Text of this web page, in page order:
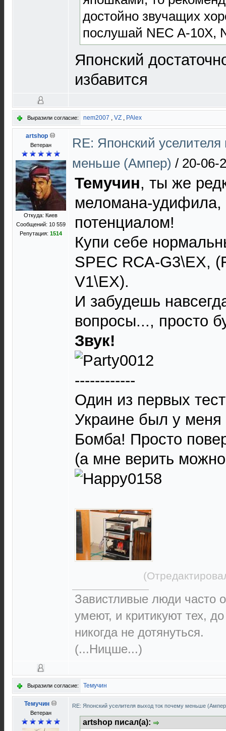
достойно звучащих
послушай NEC A-10X,
Японский
избавится
Выразили согласие: nem2007 , VZ , PAlex
artshop
Ветеран
Откуда: Киев
Сообщений: 10 559
Репутация: 1514
RE: Японский
меньше (Ампер) / 20-06-
Темучин, ты же
меломана-
потенциалом!
Купи себе
SPEC RCA-G3\EX,
V1\EX).
И забудешь
вопросы..., просто
Звук!
------------
Один из первых
Украине был у меня
Бомба! Просто
(а мне верить
Завистливые люди часто
умеют, и критикуют тех,
никогда не дотянуться.
(...Ницше...)
Выразили согласие: Темучин
Темучин
Ветеран
RE: Японский уселителя выход ток почему меньше
artshop писал(а):